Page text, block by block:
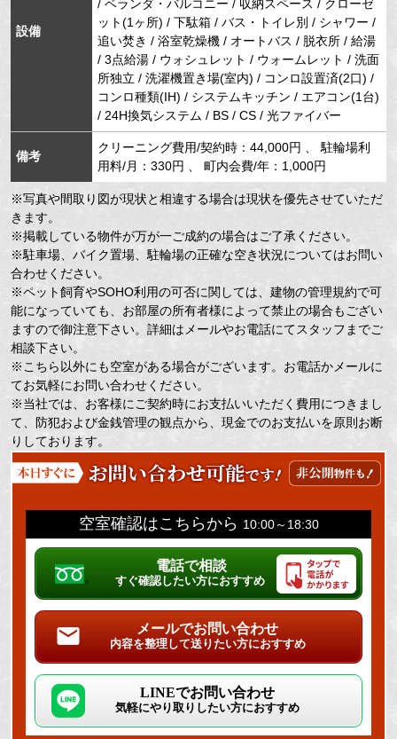
設備
/ ベランダ・バルコニー / 収納スペース / クローゼ
ット(1ヶ所) / 下駄箱 / バス・トイレ別 / シャワー /
追い焚き / 浴室乾燥機 / オートバス / 脱衣所 / 給湯
/ 3点給湯 / ウォシュレット / ウォームレット / 洗面
所独立 / 洗濯機置き場(室内) / コンロ設置済(2口) /
コンロ種類(IH) / システムキッチン / エアコン(1台)
/ 24H換気システム / BS / CS / 光ファイバー
備考
クリーニング費用/契約時：44,000円 、 駐輪場利
用料/月：330円 、 町内会費/年：1,000円
※写真や間取り図が現状と相違する場合は現状を優先させていただ
きます。
※掲載している物件が万が一ご成約の場合はご了承ください。
※駐車場、バイク置場、駐輪場の正確な空き状況についてはお問い
合わせください。
※ペット飼育やSOHO利用の可否に関しては、建物の管理規約で可
能になっていても、お部屋の所有者様によって禁止の場合もござい
ますので御注意下さい。詳細はメールやお電話にてスタッフまでご
相談下さい。
※こちら以外にも空室がある場合がございます。お電話かメールに
てお気軽にお問い合わせください。
※当社では、お客様にご契約時にお支払いいただく費用につきまし
て、防犯および金銭管理の観点から、現金でのお支払いを原則お断
りしております。
空室確認はこちらから 10:00～18:30
電話で相談
すぐ確認したい方におすすめ
メールでお問い合わせ
内容を整理して送りたい方におすすめ
LINEでお問い合わせ
気軽にやり取りしたい方におすすめ